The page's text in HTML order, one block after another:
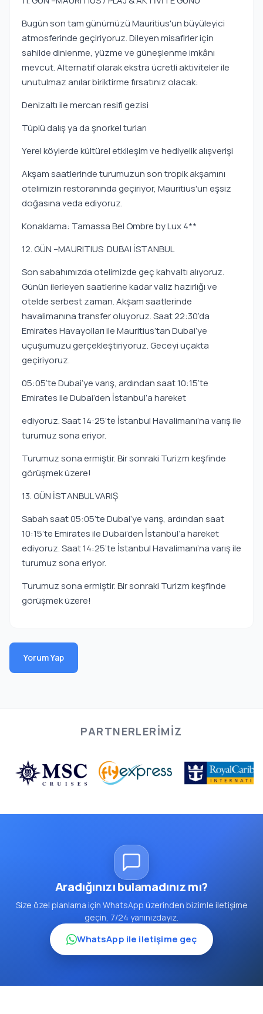
Bugün son tam günümüzü Mauritius'un büyüleyici
atmosferinde geçiriyoruz. Dileyen misafirler için
sahilde dinlenme, yüzme ve güneşlenme imkânı
mevcut. Alternatif olarak ekstra ücretli aktiviteler ile
unutulmaz anılar biriktirme fırsatınız olacak:
Denizaltı ile mercan resifi gezisi
Tüplü dalış ya da şnorkel turları
Yerel köylerde kültürel etkileşim ve hediyelik alışverişi
Akşam saatlerinde turumuzun son tropik akşamını
otelimizin restoranında geçiriyor, Mauritius'un eşsiz
doğasına veda ediyoruz.
Konaklama: Tamassa Bel Ombre by Lux 4**
12. GÜN –MAURITIUS DUBAI İSTANBUL
Son sabahımızda otelimizde geç kahvaltı alıyoruz.
Günün ilerleyen saatlerine kadar valiz hazırlığı ve
otelde serbest zaman. Akşam saatlerinde
havalimanına transfer oluyoruz. Saat 22:30’da
Emirates Havayolları ile Mauritius’tan Dubai’ye
uçuşumuzu gerçekleştiriyoruz. Geceyi uçakta
geçiriyoruz.
05:05’te Dubai’ye varış, ardından saat 10:15’te
Emirates ile Dubai’den İstanbul’a hareket
ediyoruz. Saat 14:25’te İstanbul Havalimanı’na varış ile
turumuz sona eriyor.
Turumuz sona ermiştir. Bir sonraki Turizm keşfinde
görüşmek üzere!
13. GÜN İSTANBUL VARIŞ
Sabah saat 05:05’te Dubai’ye varış, ardından saat
10:15’te Emirates ile Dubai’den İstanbul’a hareket
ediyoruz. Saat 14:25’te İstanbul Havalimanı’na varış ile
turumuz sona eriyor.
Turumuz sona ermiştir. Bir sonraki Turizm keşfinde
görüşmek üzere!
Yorum Yap
PARTNERLERIMIZ
Aradığınızı bulamadınız mı?
Size özel planlama için WhatsApp üzerinden bizimle iletişime
geçin, 7/24 yanınızdayız.
WhatsApp ile iletişime geç